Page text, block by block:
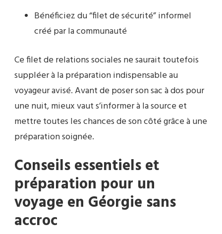
Bénéficiez du “filet de sécurité” informel
créé par la communauté
Ce filet de relations sociales ne saurait toutefois
suppléer à la préparation indispensable au
voyageur avisé. Avant de poser son sac à dos pour
une nuit, mieux vaut s’informer à la source et
mettre toutes les chances de son côté grâce à une
préparation soignée.
Conseils essentiels et
préparation pour un
voyage en Géorgie sans
accroc